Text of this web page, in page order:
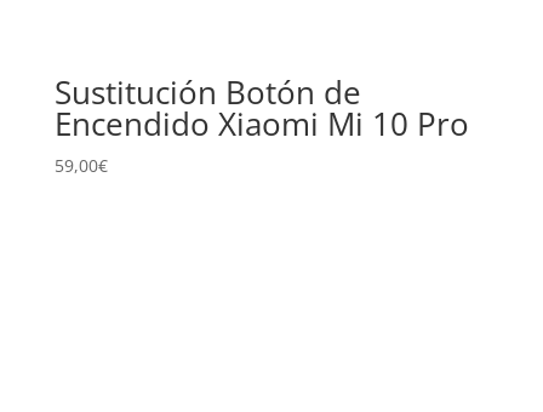
Sustitución Botón de
Encendido Xiaomi Mi 10 Pro
59,00€